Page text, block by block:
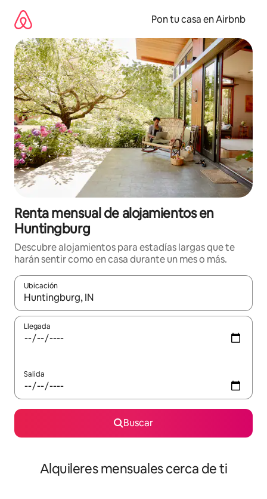
contenido
Pon tu casa en Airbnb
Renta mensual de alojamientos en
Huntingburg
Descubre alojamientos para estadías largas que te
harán sentir como en casa durante un mes o más.
Ubicación
Cuando los resultados estén disponibles, navega con las
Llegada
Salida
Buscar
Alquileres mensuales cerca de ti